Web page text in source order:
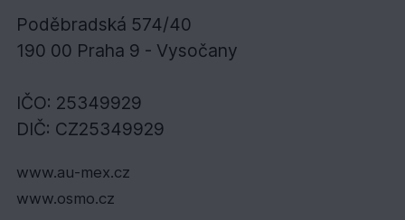
Poděbradská 574/40
190 00 Praha 9 - Vysočany
IČO: 25349929
DIČ: CZ25349929
www.au-mex.cz
www.osmo.cz